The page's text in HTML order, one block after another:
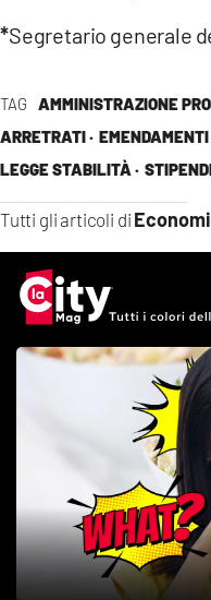
TAG AMMINISTRAZIONE
ARRETRATI · EMENDAMENTI
LEGGE STABILITÀ ·
Tutti gli articoli di
*Segretario generale